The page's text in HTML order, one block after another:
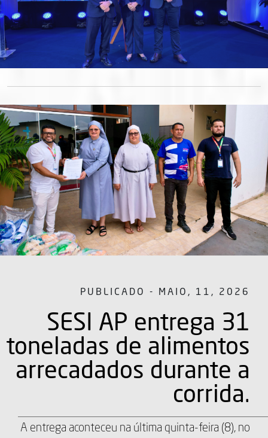
PUBLICADO - MAIO, 11, 2026
SESI AP entrega 31
toneladas de alimentos
arrecadados durante a
corrida.
A entrega aconteceu na última quinta-feira (8), no